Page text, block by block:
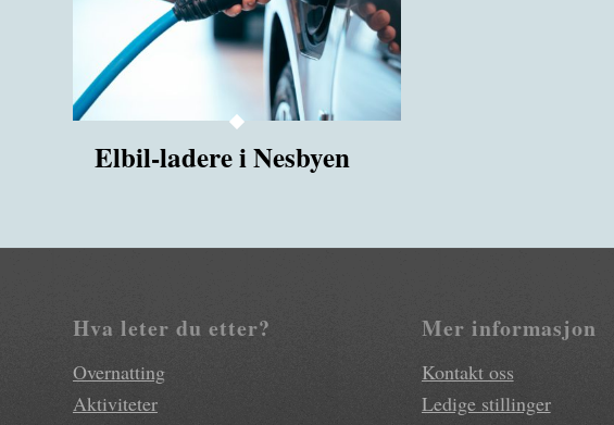
Elbil-ladere i Nesbyen
Hva leter du etter?
Overnatting
Aktiviteter
Mer informasjon
Kontakt oss
Ledige stillinger